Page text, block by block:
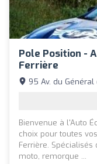
Pole Position -
Ferrière
95 Av. du
Bienvenue à l'Auto
choix pour toutes
Ferrière.
moto, remorque ...